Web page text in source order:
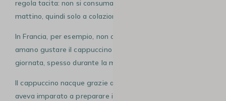
regola tacita: non si consuma il cappuccino dopo le 10 del
mattino, quindi solo a colazione.
In Francia, per esempio, non ci sono regole. I francesi
amano gustare il cappuccino a qualsiasi ora della
giornata, spesso durante la merenda.
Il cappuccino nacque grazie ad un barista polacco che
aveva imparato a preparare il